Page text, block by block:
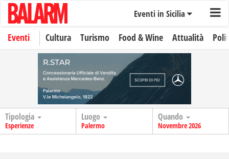
Eventi in Sicilia
Eventi Cultura Turismo Food & Wine Attualità
Tipologia
Esperienze
Luogo
Palermo
Quando
Novembre 2026